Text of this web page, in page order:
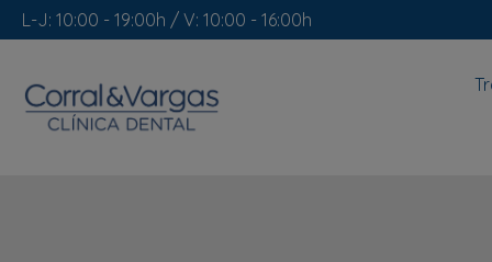
L-J: 10:00 - 19:00h / V: 10:00 - 16:00h